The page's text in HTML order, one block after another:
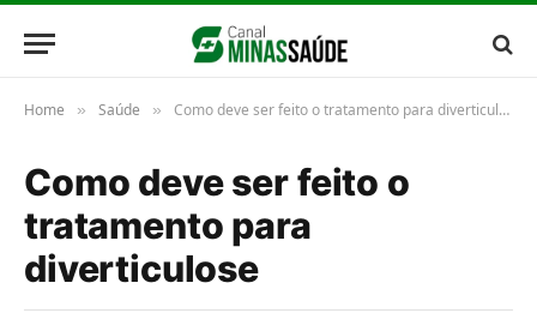
Home » Saúde » Como deve ser feito o tratamento para diverticulose
Como deve ser feito o
tratamento para
diverticulose